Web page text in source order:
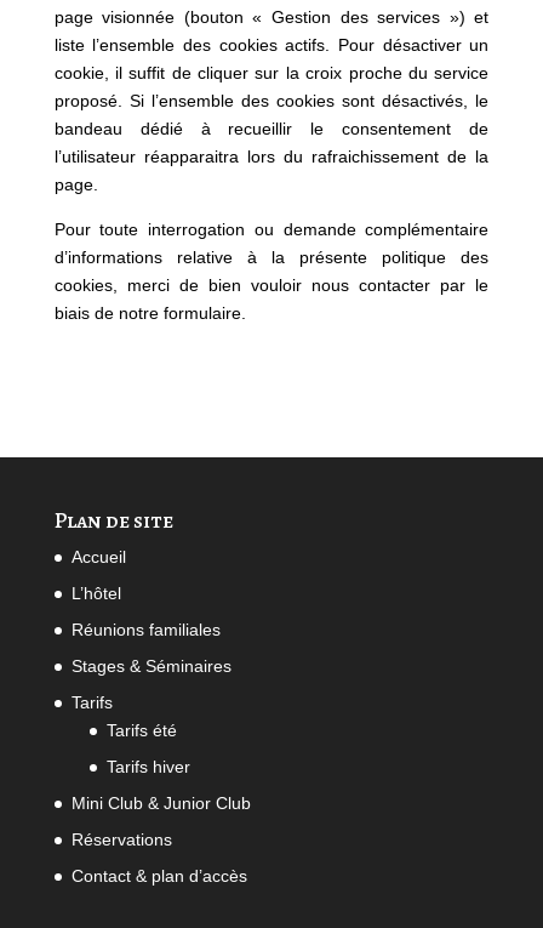
page visionnée (bouton « Gestion des services ») et
liste l’ensemble des cookies actifs. Pour désactiver un
cookie, il suffit de cliquer sur la croix proche du service
proposé. Si l’ensemble des cookies sont désactivés, le
bandeau dédié à recueillir le consentement de
l’utilisateur réapparaitra lors du rafraichissement de la
page.
Pour toute interrogation ou demande complémentaire
d’informations relative à la présente politique des
cookies, merci de bien vouloir nous contacter par le
biais de notre formulaire.
Plan de site
Accueil
L’hôtel
Réunions familiales
Stages & Séminaires
Tarifs
Tarifs été
Tarifs hiver
Mini Club & Junior Club
Réservations
Contact & plan d’accès